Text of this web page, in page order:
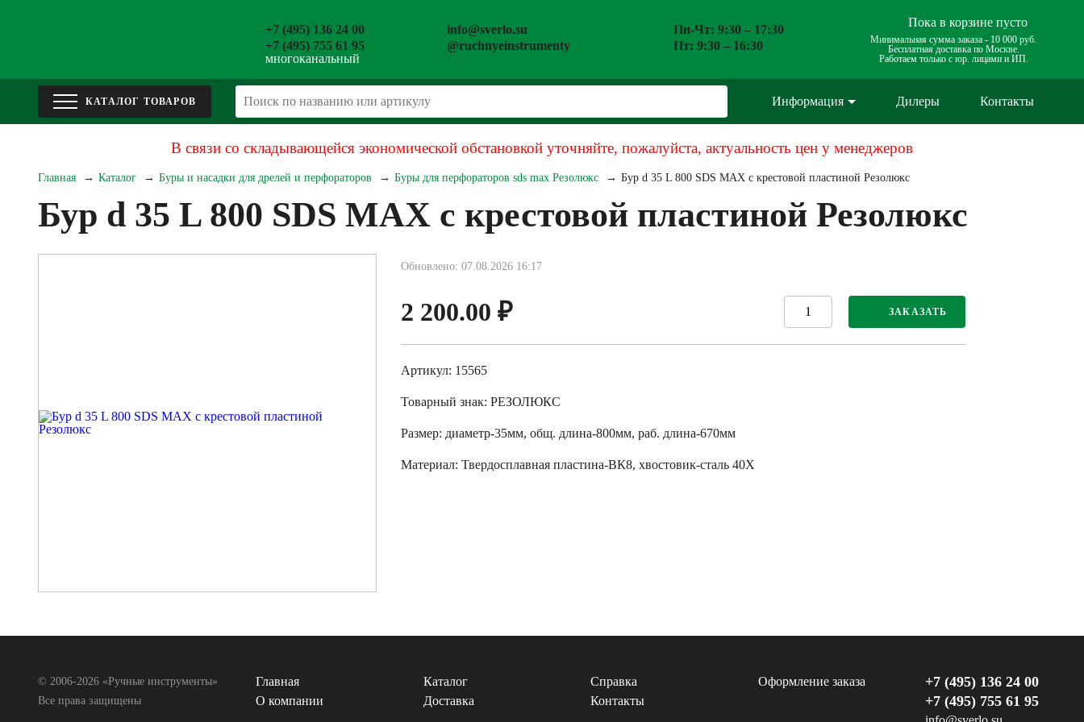
+7 (495) 136 24 00
+7 (495) 755 61 95
многоканальный
info@sverlo.su
@ruchnyeinstrumenty
Пн-Чт: 9:30 – 17:30
Пт: 9:30 – 16:30
Пока в корзине пусто
Минимальная сумма заказа - 10 000 руб.
Бесплатная доставка по Москве.
Работаем только с юр. лицами и ИП.
Информация Дилеры Контакты
В связи со складывающейся экономической обстановкой уточняйте, пожалуйста, актуальность цен у менеджеров
Главная Каталог Буры и насадки для дрелей и перфораторов Буры для перфораторов sds max Резолюкс Бур d 35 L 800 SDS MAX с крестовой пластиной Резолюкс
Бур d 35 L 800 SDS MAX с крестовой пластиной Резолюкс
Обновлено: 07.08.2026 16:17
2 200.00 ₽ ЗАКАЗАТЬ
Артикул: 15565
Товарный знак: РЕЗОЛЮКС
Размер: диаметр-35мм, общ. длина-800мм, раб. длина-670мм
Материал: Твердосплавная пластина-ВК8, хвостовик-сталь 40Х
© 2006-2026 «Ручные инструменты»
Все права защищены
Главная Каталог Справка
Оформление заказа
О компании
Доставка Контакты
+7 (495) 136 24 00
+7 (495) 755 61 95